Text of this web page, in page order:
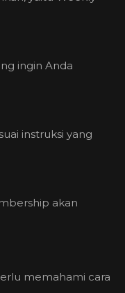
ingin Anda
instruksi yang
akan
memahami cara